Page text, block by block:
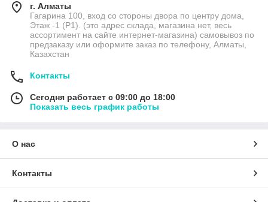
г. Алматы
Гагарина 100, вход со стороны двора по центру дома,
Этаж -1 (P1). (это адрес склада, магазина нет, весь
ассортимент на сайте интернет-магазина) самовывоз по
предзаказу или оформите заказ по телефону, Алматы,
Казахстан
Контакты
Сегодня работает с 09:00 до 18:00
Показать весь график работы
О нас
Контакты